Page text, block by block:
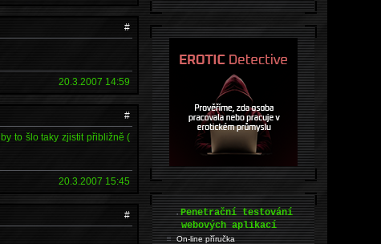
#
20.3.2007 14:59
#
to šlo taky zjistit přibližně (
20.3.2007 15:45
#
.Penetrační testování
webových aplikací
On-line příručka